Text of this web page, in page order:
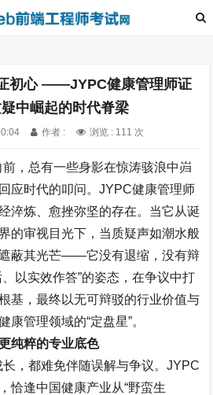
初心 ——JYPC健康管理师证
中崛起的时代脊梁
作者 : 浏览 : 111 次
，总有一些身影在惊涛骇浪中岿
应时代的叩问。JYPC健康管理师
淬炼、愈挫弥坚的存在。当它从诞
的审视目光下，当质疑声如潮水般
蔽其光芒——它没有退缩，没有辩
以实效作答”的姿态，在争议中打
基，最终以无可辩驳的行业价值与
康管理领域的“定盘星”。
纯粹的专业底色
，都难免伴随误解与争议。 JYPC
恰逢中国健康产业从“野蛮生